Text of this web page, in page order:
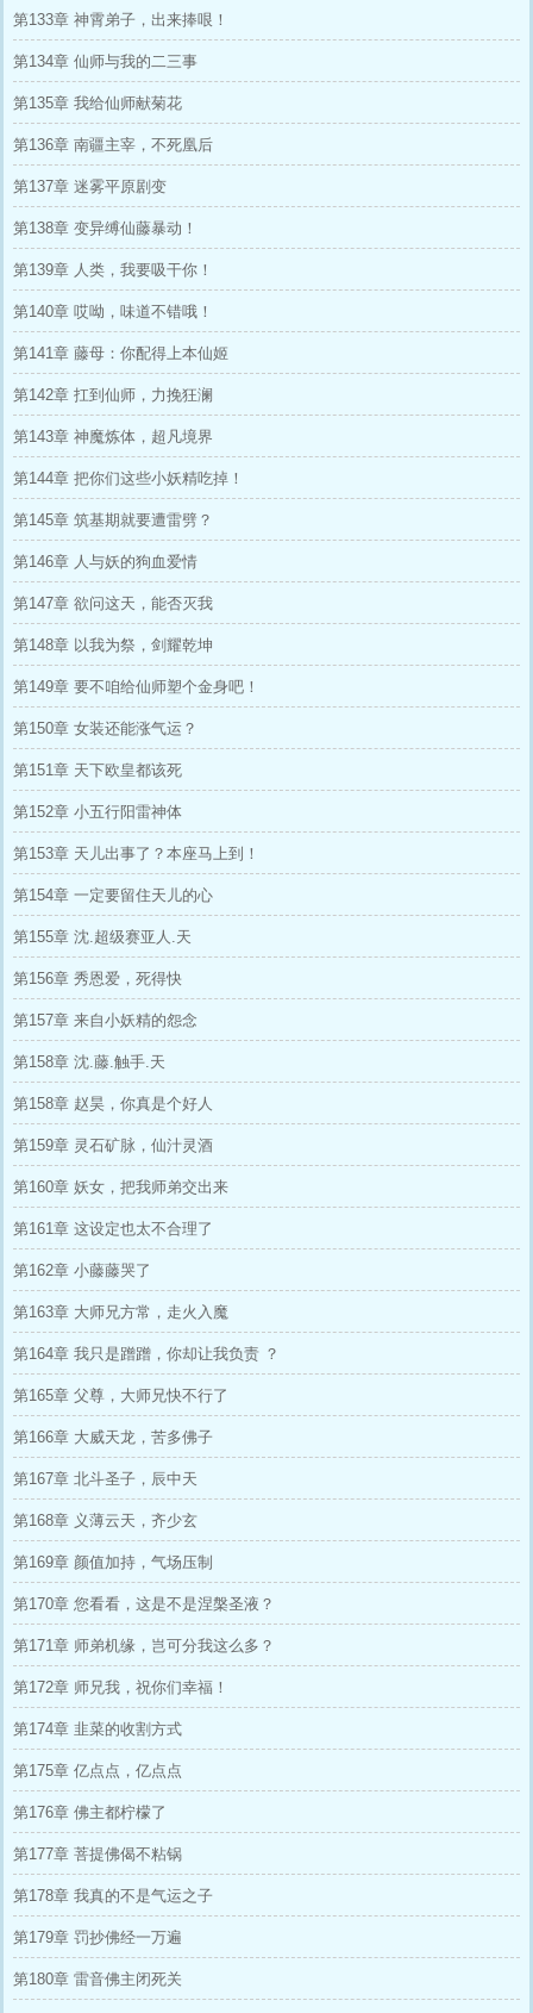
第133章 神霄弟子，出来捧哏！
第134章 仙师与我的二三事
第135章 我给仙师献菊花
第136章 南疆主宰，不死凰后
第137章 迷雾平原剧变
第138章 变异缚仙藤暴动！
第139章 人类，我要吸干你！
第140章 哎呦，味道不错哦！
第141章 藤母：你配得上本仙姬
第142章 扛到仙师，力挽狂澜
第143章 神魔炼体，超凡境界
第144章 把你们这些小妖精吃掉！
第145章 筑基期就要遭雷劈？
第146章 人与妖的狗血爱情
第147章 欲问这天，能否灭我
第148章 以我为祭，剑耀乾坤
第149章 要不咱给仙师塑个金身吧！
第150章 女装还能涨气运？
第151章 天下欧皇都该死
第152章 小五行阳雷神体
第153章 天儿出事了？本座马上到！
第154章 一定要留住天儿的心
第155章 沈.超级赛亚人.天
第156章 秀恩爱，死得快
第157章 来自小妖精的怨念
第158章 沈.藤.触手.天
第158章 赵昊，你真是个好人
第159章 灵石矿脉，仙汁灵酒
第160章 妖女，把我师弟交出来
第161章 这设定也太不合理了
第162章 小藤藤哭了
第163章 大师兄方常，走火入魔
第164章 我只是蹭蹭，你却让我负责 ？
第165章 父尊，大师兄快不行了
第166章 大威天龙，苦多佛子
第167章 北斗圣子，辰中天
第168章 义薄云天，齐少玄
第169章 颜值加持，气场压制
第170章 您看看，这是不是涅槃圣液？
第171章 师弟机缘，岂可分我这么多？
第172章 师兄我，祝你们幸福！
第174章 韭菜的收割方式
第175章 亿点点，亿点点
第176章 佛主都柠檬了
第177章 菩提佛偈不粘锅
第178章 我真的不是气运之子
第179章 罚抄佛经一万遍
第180章 雷音佛主闭死关